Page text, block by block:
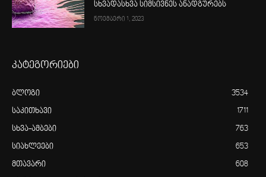
სხვადასხვა სიმსივნეს ანადგურებს
ნოემბერი 1, 2023
კატეგორიები
ბლოგი 3534
საკითხავი 1711
სხვა-ამბები 763
სიახლეები 653
მთავარი 608